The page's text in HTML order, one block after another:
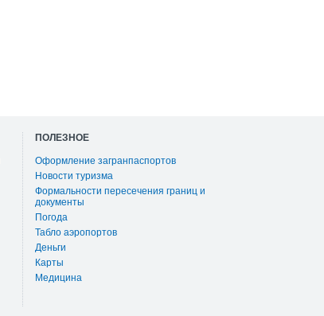
ПОЛЕЗНОЕ
Оформление загранпаспортов
Новости туризма
Формальности пересечения границ и
документы
Погода
Табло аэропортов
Деньги
Карты
Медицина